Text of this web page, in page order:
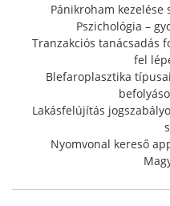
Pánikroham kezelése
Pszichológia –
Tranzakciós tanácsadás
fel
Blefaroplasztika
Lakásfelújítás
Nyomvonal kereső